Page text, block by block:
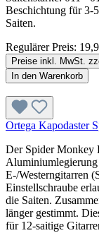
Beschichtung für 3-
Saiten.
Regulärer Preis:
Preise inkl. MwSt.
In den Warenkorb
Ortega Kapodaster
Der Spider Monkey
E-/Westerngitarren
Einstellschraube
die Saiten.
länger gestimmt.
für 12-saitige